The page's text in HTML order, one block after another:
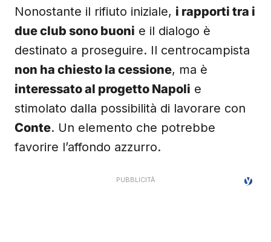
Nonostante il rifiuto iniziale, i rapporti tra i
due club sono buoni e il dialogo è
destinato a proseguire. Il centrocampista
non ha chiesto la cessione, ma è
interessato al progetto Napoli e
stimolato dalla possibilità di lavorare con
Conte. Un elemento che potrebbe
favorire l’affondo azzurro.